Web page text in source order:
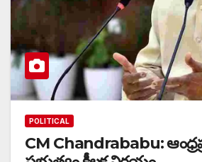
POLITICAL
CM Chandrababu: